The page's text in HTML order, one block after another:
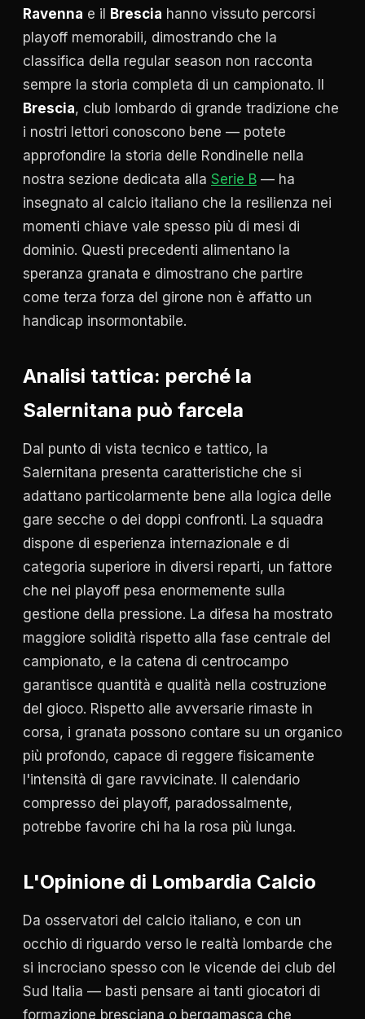
Ravenna e il Brescia hanno vissuto percorsi
playoff memorabili, dimostrando che la
classifica della regular season non racconta
sempre la storia completa di un campionato. Il
Brescia, club lombardo di grande tradizione che
i nostri lettori conoscono bene — potete
approfondire la storia delle Rondinelle nella
nostra sezione dedicata alla Serie B — ha
insegnato al calcio italiano che la resilienza nei
momenti chiave vale spesso più di mesi di
dominio. Questi precedenti alimentano la
speranza granata e dimostrano che partire
come terza forza del girone non è affatto un
handicap insormontabile.
Analisi tattica: perché la
Salernitana può farcela
Dal punto di vista tecnico e tattico, la
Salernitana presenta caratteristiche che si
adattano particolarmente bene alla logica delle
gare secche o dei doppi confronti. La squadra
dispone di esperienza internazionale e di
categoria superiore in diversi reparti, un fattore
che nei playoff pesa enormemente sulla
gestione della pressione. La difesa ha mostrato
maggiore solidità rispetto alla fase centrale del
campionato, e la catena di centrocampo
garantisce quantità e qualità nella costruzione
del gioco. Rispetto alle avversarie rimaste in
corsa, i granata possono contare su un organico
più profondo, capace di reggere fisicamente
l'intensità di gare ravvicinate. Il calendario
compresso dei playoff, paradossalmente,
potrebbe favorire chi ha la rosa più lunga.
L'Opinione di Lombardia Calcio
Da osservatori del calcio italiano, e con un
occhio di riguardo verso le realtà lombarde che
si incrociano spesso con le vicende dei club del
Sud Italia — basti pensare ai tanti giocatori di
formazione bresciana o bergamasca che